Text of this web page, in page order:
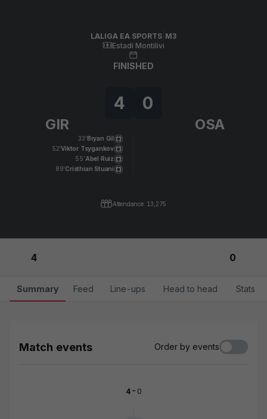
LALIGA EA SPORTS M3
Estadi Montilivi
FINISHED
GIR
4 0
OSA
33’Bryan Gil
52’Viktor Tsygankov
55’Abel Ruiz
89’Cristhian Stuani
Attendance: 13,275
4 0
Summary Feed Line-ups Head to head Stats
Match events Order by events
4- 0